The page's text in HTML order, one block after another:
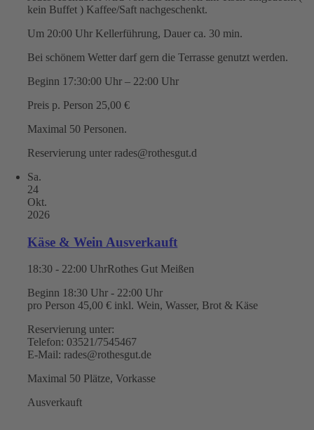
kein Buffet ) Kaffee/Saft nachgeschenkt.
Um 20:00 Uhr Kellerführung, Dauer ca. 30 min.
Bei schönem Wetter darf gern die Terrasse genutzt werden.
Beginn 17:30:00 Uhr – 22:00 Uhr
Preis p. Person 25,00 €
Maximal 50 Personen.
Reservierung unter rades@rothesgut.d
Sa.
24
Okt.
2026
Käse & Wein Ausverkauft
18:30 - 22:00 UhrRothes Gut Meißen
Beginn 18:30 Uhr - 22:00 Uhr
pro Person 45,00 € inkl. Wein, Wasser, Brot & Käse
Reservierung unter:
Telefon: 03521/7545467
E-Mail: rades@rothesgut.de
Maximal 50 Plätze, Vorkasse
Ausverkauft